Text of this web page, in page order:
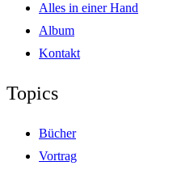
Alles in einer Hand
Album
Kontakt
Topics
Bücher
Vortrag